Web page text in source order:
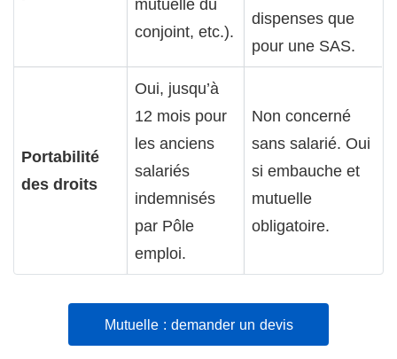
mutuelle du
conjoint, etc.).
dispenses que
pour une SAS.
Portabilité
des droits
Oui, jusqu’à
12 mois pour
les anciens
salariés
indemnisés
par Pôle
emploi.
Non concerné
sans salarié. Oui
si embauche et
mutuelle
obligatoire.
Mutuelle : demander un devis